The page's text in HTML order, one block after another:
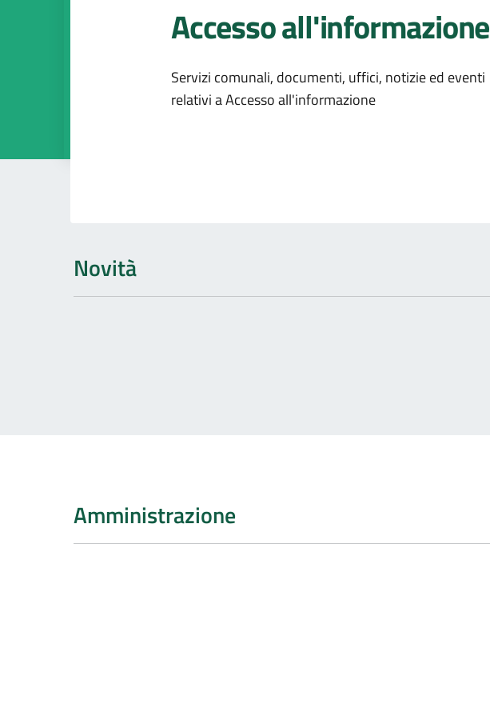
Accesso all'informazione
Dettagli dell'argomento
Servizi comunali, documenti, uffici, notizie ed eventi
relativi a Accesso all'informazione
Novità
Amministrazione